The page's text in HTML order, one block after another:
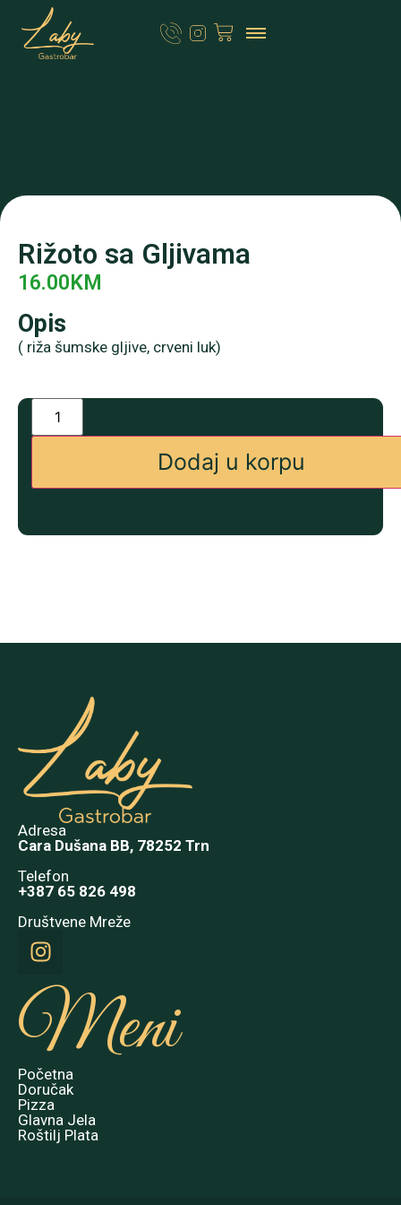
Rižoto sa Gljivama
16.00 KM
Opis
( riža šumske gljive, crveni luk)
Dodaj u korpu
Adresa
Cara Dušana BB, 78252 Trn
Telefon
+387 65 826 498
Društvene Mreže
Meni
Početna
Doručak
Pizza
Glavna Jela
Roštilj Plata